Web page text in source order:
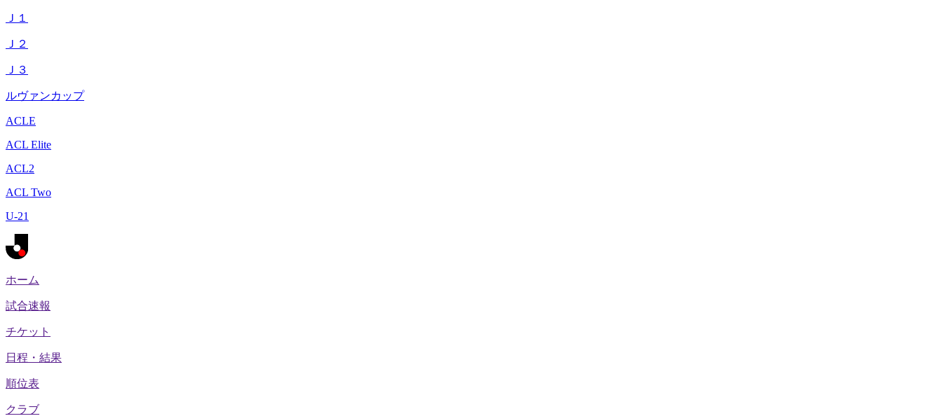
Ｊ１
Ｊ２
Ｊ３
ルヴァンカップ
ACLE
ACL Elite
ACL2
ACL Two
U-21
ホーム
試合速報
チケット
日程・結果
順位表
クラブ